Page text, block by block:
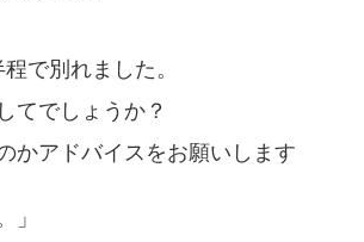
で別れました。
てでしょうか？
かアドバイスをお願いします
」